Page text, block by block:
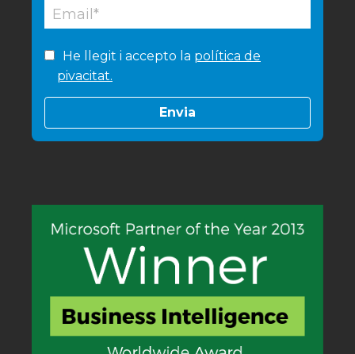
He llegit i accepto la política de
pivacitat.